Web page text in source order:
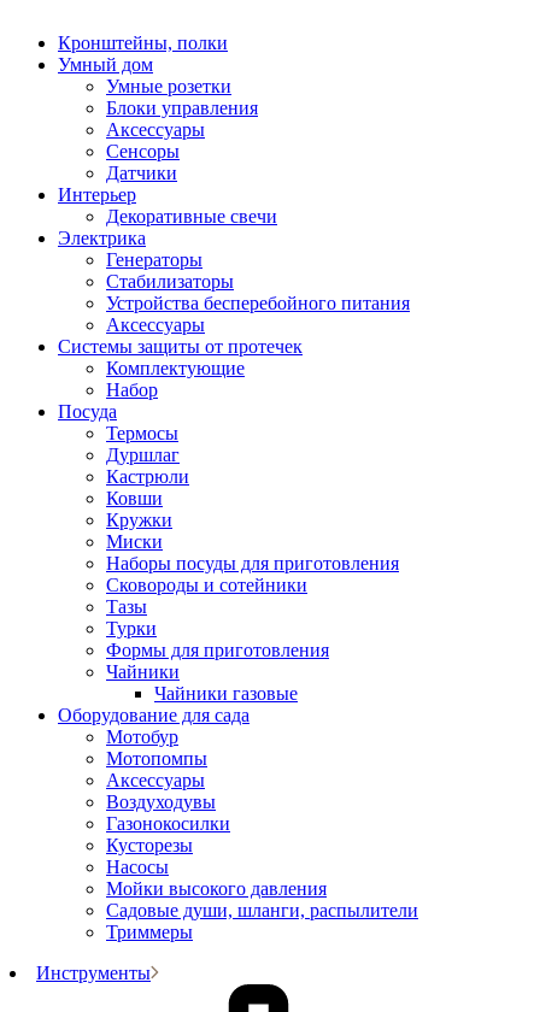
Кронштейны, полки
Умный дом
Умные розетки
Блоки управления
Аксессуары
Сенсоры
Датчики
Интерьер
Декоративные свечи
Электрика
Генераторы
Стабилизаторы
Устройства бесперебойного питания
Аксессуары
Системы защиты от протечек
Комплектующие
Набор
Посуда
Термосы
Дуршлаг
Кастрюли
Ковши
Кружки
Миски
Наборы посуды для приготовления
Сковороды и сотейники
Тазы
Турки
Формы для приготовления
Чайники
Чайники газовые
Оборудование для сада
Мотобур
Мотопомпы
Аксессуары
Воздуходувы
Газонокосилки
Кусторезы
Насосы
Мойки высокого давления
Садовые души, шланги, распылители
Триммеры
Инструменты